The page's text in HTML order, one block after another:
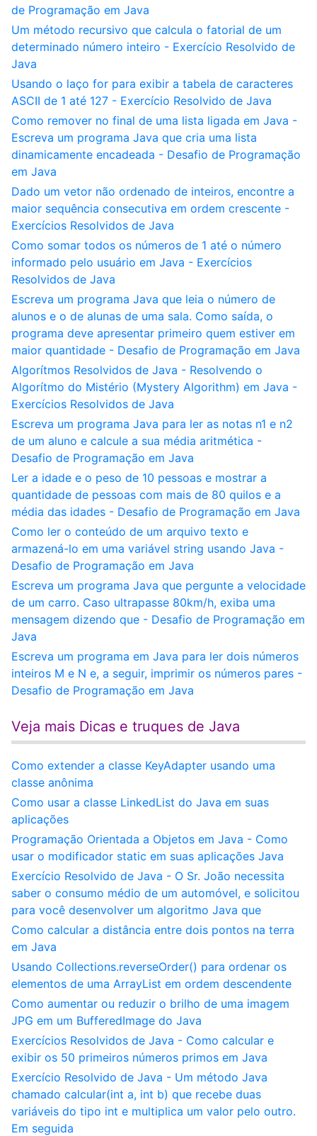
de Programação em Java
Um método recursivo que calcula o fatorial de um
determinado número inteiro - Exercício Resolvido de
Java
Usando o laço for para exibir a tabela de caracteres
ASCII de 1 até 127 - Exercício Resolvido de Java
Como remover no final de uma lista ligada em Java -
Escreva um programa Java que cria uma lista
dinamicamente encadeada - Desafio de Programação
em Java
Dado um vetor não ordenado de inteiros, encontre a
maior sequência consecutiva em ordem crescente -
Exercícios Resolvidos de Java
Como somar todos os números de 1 até o número
informado pelo usuário em Java - Exercícios
Resolvidos de Java
Escreva um programa Java que leia o número de
alunos e o de alunas de uma sala. Como saída, o
programa deve apresentar primeiro quem estiver em
maior quantidade - Desafio de Programação em Java
Algorítmos Resolvidos de Java - Resolvendo o
Algorítmo do Mistério (Mystery Algorithm) em Java -
Exercícios Resolvidos de Java
Escreva um programa Java para ler as notas n1 e n2
de um aluno e calcule a sua média aritmética -
Desafio de Programação em Java
Ler a idade e o peso de 10 pessoas e mostrar a
quantidade de pessoas com mais de 80 quilos e a
média das idades - Desafio de Programação em Java
Como ler o conteúdo de um arquivo texto e
armazená-lo em uma variável string usando Java -
Desafio de Programação em Java
Escreva um programa Java que pergunte a velocidade
de um carro. Caso ultrapasse 80km/h, exiba uma
mensagem dizendo que - Desafio de Programação em
Java
Escreva um programa em Java para ler dois números
inteiros M e N e, a seguir, imprimir os números pares -
Desafio de Programação em Java
Veja mais Dicas e truques de Java
Como extender a classe KeyAdapter usando uma
classe anônima
Como usar a classe LinkedList do Java em suas
aplicações
Programação Orientada a Objetos em Java - Como
usar o modificador static em suas aplicações Java
Exercício Resolvido de Java - O Sr. João necessita
saber o consumo médio de um automóvel, e solicitou
para você desenvolver um algoritmo Java que
Como calcular a distância entre dois pontos na terra
em Java
Usando Collections.reverseOrder() para ordenar os
elementos de uma ArrayList em ordem descendente
Como aumentar ou reduzir o brilho de uma imagem
JPG em um BufferedImage do Java
Exercícios Resolvidos de Java - Como calcular e
exibir os 50 primeiros números primos em Java
Exercício Resolvido de Java - Um método Java
chamado calcular(int a, int b) que recebe duas
variáveis do tipo int e multiplica um valor pelo outro.
Em seguida